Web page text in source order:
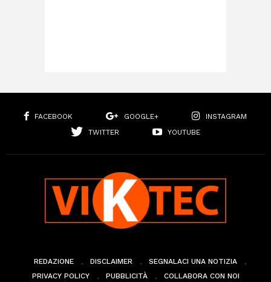
FACEBOOK GOOGLE+
INSTAGRAM
TWITTER
YOUTUBE
REDAZIONE DISCLAIMER
SEGNALACI UNA NOTIZIA
PRIVACY POLICY
PUBBLICITÀ COLLABORA CON NOI